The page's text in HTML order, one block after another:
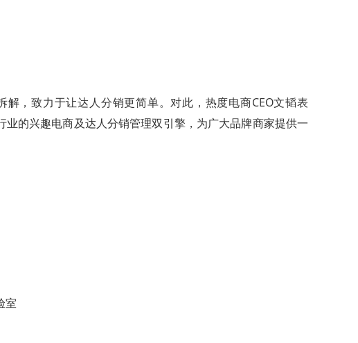
，致力于让达人分销更简单。对此，热度电商CEO文韬表
的兴趣电商及达人分销管理双引擎，为广大品牌商家提供一
室